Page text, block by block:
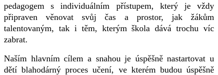
pedagogem s individuálním přístupem, který je vždy
připraven věnovat svůj čas a prostor, jak žákům
talentovaným, tak i těm, kterým škola dává trochu víc
zabrat.
Naším hlavním cílem a snahou je úspěšně nastartovat u
dětí blahodárný proces učení, ve kterém budou úspěšně